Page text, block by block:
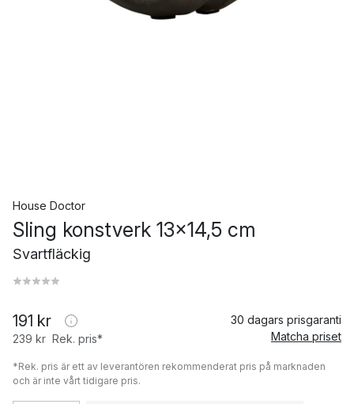
House Doctor
Sling konstverk 13x14,5 cm
Svartfläckig
191 kr
239 kr Rek. pris*
30 dagars prisgaranti
Matcha priset
*Rek. pris är ett av leverantören rekommenderat pris på marknaden
och är inte vårt tidigare pris.